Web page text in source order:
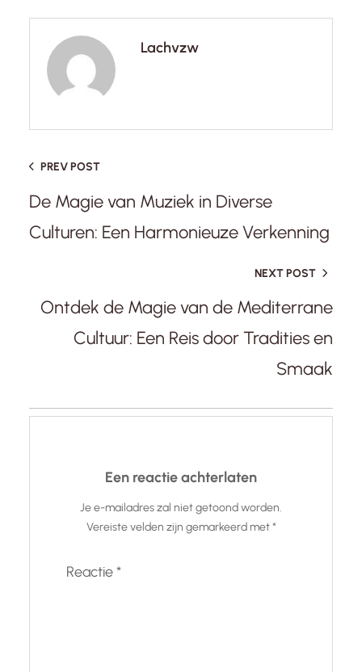
Lachvzw
PREV POST
De Magie van Muziek in Diverse
Culturen: Een Harmonieuze Verkenning
NEXT POST
Ontdek de Magie van de Mediterrane
Cultuur: Een Reis door Tradities en
Smaak
Een reactie achterlaten
Je e-mailadres zal niet getoond worden.
Vereiste velden zijn gemarkeerd met*
Reactie*